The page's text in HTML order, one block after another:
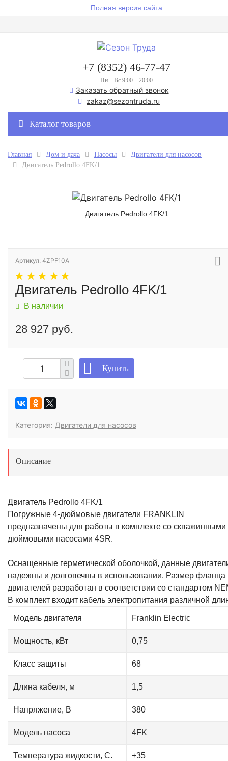
Полная версия сайта
+7 (8352) 46-77-47
Пн—Вс 9:00—20:00
Заказать обратный звонок
zakaz@sezontruda.ru
Каталог товаров
Главная Дом и дача Насосы
Двигатели для насосов
Двигатель Pedrollo 4FK/1
Двигатель Pedrollo 4FK/1
Артикул: 4ZPF10A
Двигатель Pedrollo 4FK/1
В наличии
28 927 руб.
Купить
Категория: Двигатели для насосов
Описание
Двигатель Pedrollo 4FK/1
Погружные 4-дюймовые двигатели FRANKLIN
предназначены для работы в комплекте со скважинными
дюймовыми насосами 4SR.
Оснащенные герметической оболочкой, данные
надежны и долговечны в использовании. Размер фланца
двигателей разработан в соответствии со стандартом
В комплект входит кабель электропитания различной
Модель двигателя Franklin Electric
Мощность, кВт 0,75
Класс защиты 68
Длина кабеля, м 1,5
Напряжение, В 380
Модель насоса 4FK
Температура жидкости, С. +35